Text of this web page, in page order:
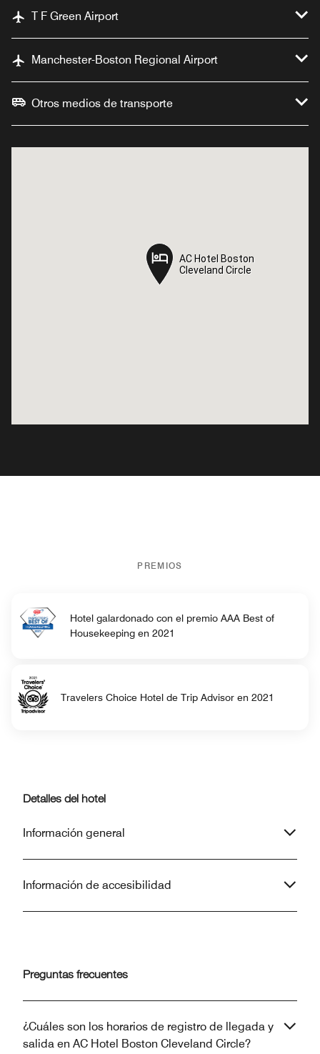
T F Green Airport
Manchester-Boston Regional Airport
Otros medios de transporte
AC Hotel Boston
Cleveland Circle
AC Hotel Boston
Cleveland Circle
PREMIOS
Hotel galardonado con el premio AAA Best of
Housekeeping en 2021
Travelers Choice Hotel de Trip Advisor en 2021
Detalles del hotel
Información general
Información de accesibilidad
Preguntas frecuentes
¿Cuáles son los horarios de registro de llegada y
salida en AC Hotel Boston Cleveland Circle?